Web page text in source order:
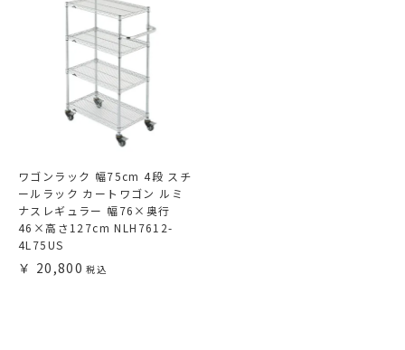
ワゴンラック 幅75cm 4段 スチ
ールラック カートワゴン ルミ
ナスレギュラー 幅76×奥行
46×高さ127cm NLH7612-
4L75US
20,800